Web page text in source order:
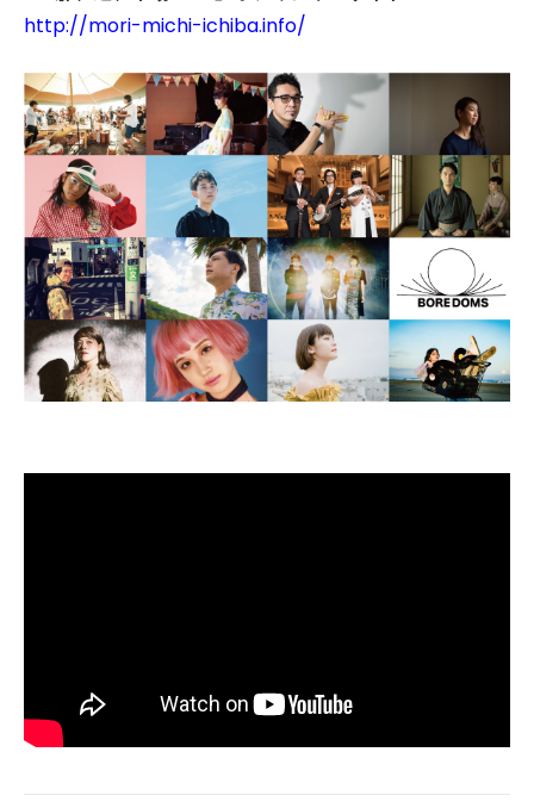
http://mori-michi-ichiba.info/